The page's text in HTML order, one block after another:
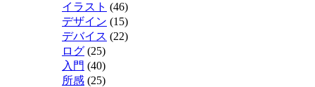
イラスト (46)
デザイン (15)
デバイス (22)
ログ (25)
入門 (40)
所感 (25)